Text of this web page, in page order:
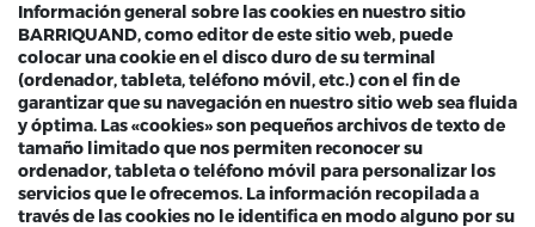
Información general sobre las cookies en nuestro sitio
BARRIQUAND, como editor de este sitio web, puede
colocar una cookie en el disco duro de su terminal
(ordenador, tableta, teléfono móvil, etc.) con el fin de
garantizar que su navegación en nuestro sitio web sea fluida
y óptima. Las «cookies» son pequeños archivos de texto de
tamaño limitado que nos permiten reconocer su
ordenador, tableta o teléfono móvil para personalizar los
servicios que le ofrecemos. La información recopilada a
través de las cookies no le identifica en modo alguno por su